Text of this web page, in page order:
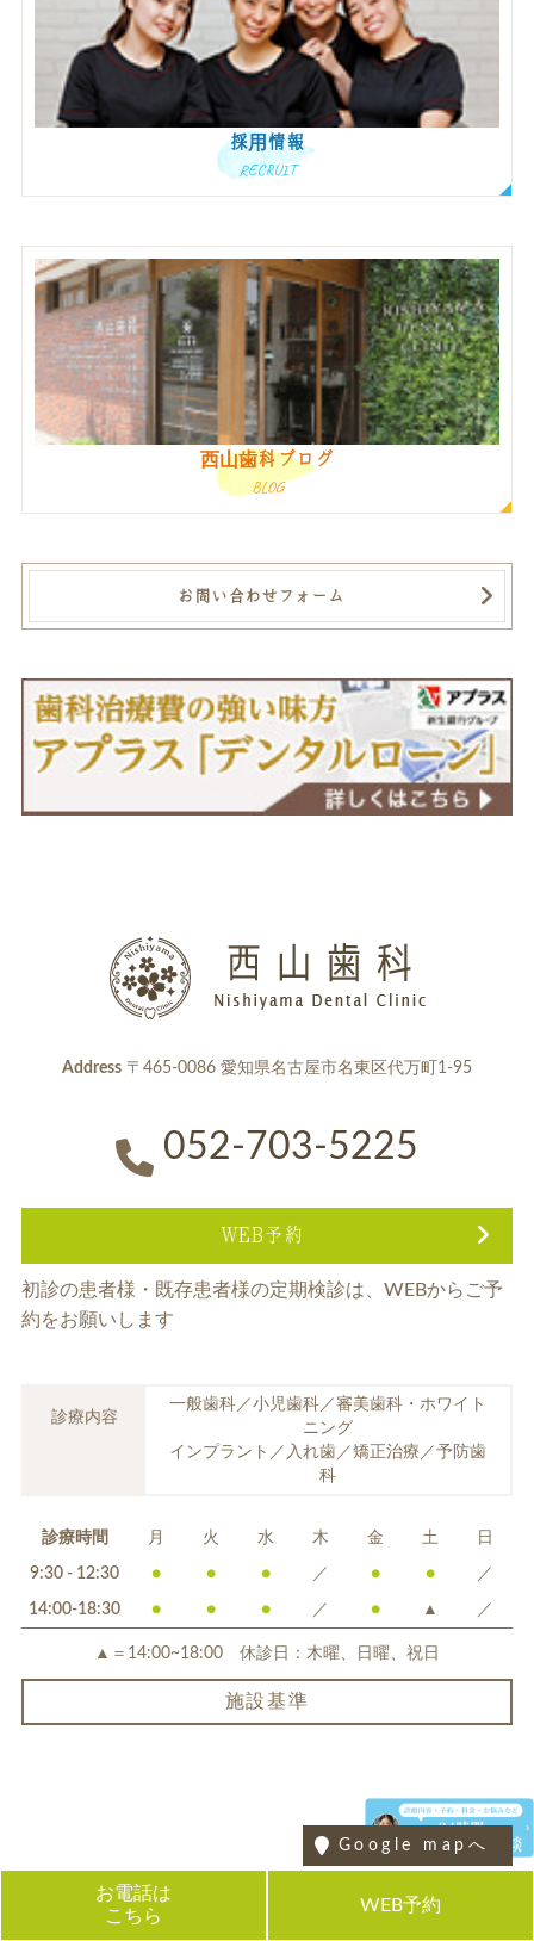
採用情報
RECRUIT
西山歯科ブログ
BLOG
お問い合わせフォーム
お電話は
こちら
WEB予約
Address 〒465-0086 愛知県名古屋市名東区代万町1-95
052-703-5225
WEB予約
初診の患者様・既存患者様の定期検診は、 WEBからご予
約をお願いします
診療内容
一般歯科／小児歯科／審美歯科・ホワイト
ニング
インプラント／入れ歯／矯正治療／予防歯
科
診療時間 月 火 水 木 金 土 日
9:30 - 12:30 ● ● ● ／ ● ● ／
14:00-18:30 ● ● ● ／ ● ▲ ／
▲＝14:00~18:00 休診日：木曜、日曜、祝日
施設基準
Google mapへ